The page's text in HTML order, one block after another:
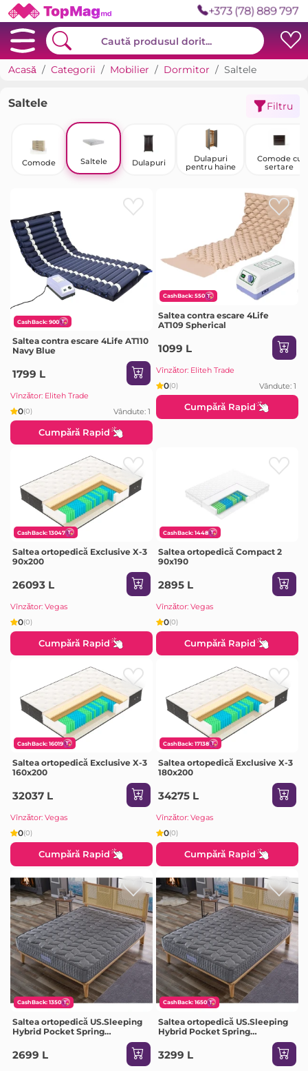
+373 (78) 889 797
Acasă Categorii Mobilier Dormitor Saltele
Saltele Filtru
Comode Saltele Dulapuri
Dulapuri
pentru haine
Comode cu
sertare
CashBack: 900
Saltea contra escare 4Life AT110
Navy Blue
1799 L
Vînzător: Eliteh Trade
0(0) Vândute: 1
Cumpără Rapid
CashBack: 550
Saltea contra escare 4Life
AT109 Spherical
1099 L
Vînzător: Eliteh Trade
0(0) Vândute: 1
Cumpără Rapid
CashBack: 13047
Saltea ortopedică Exclusive X-3
90x200
26093 L
Vînzător: Vegas
0(0)
Cumpără Rapid
CashBack: 1448
Saltea ortopedică Compact 2
90x190
2895 L
Vînzător: Vegas
0(0)
Cumpără Rapid
CashBack: 16019
Saltea ortopedică Exclusive X-3
160x200
32037 L
Vînzător: Vegas
0(0)
Cumpără Rapid
CashBack: 17138
Saltea ortopedică Exclusive X-3
180x200
34275 L
Vînzător: Vegas
0(0)
Cumpără Rapid
CashBack: 1350
Saltea ortopedică US.Sleeping
Hybrid Pocket Spring
2699 L
CashBack: 1650
Saltea ortopedică US.Sleeping
Hybrid Pocket Spring
3299 L